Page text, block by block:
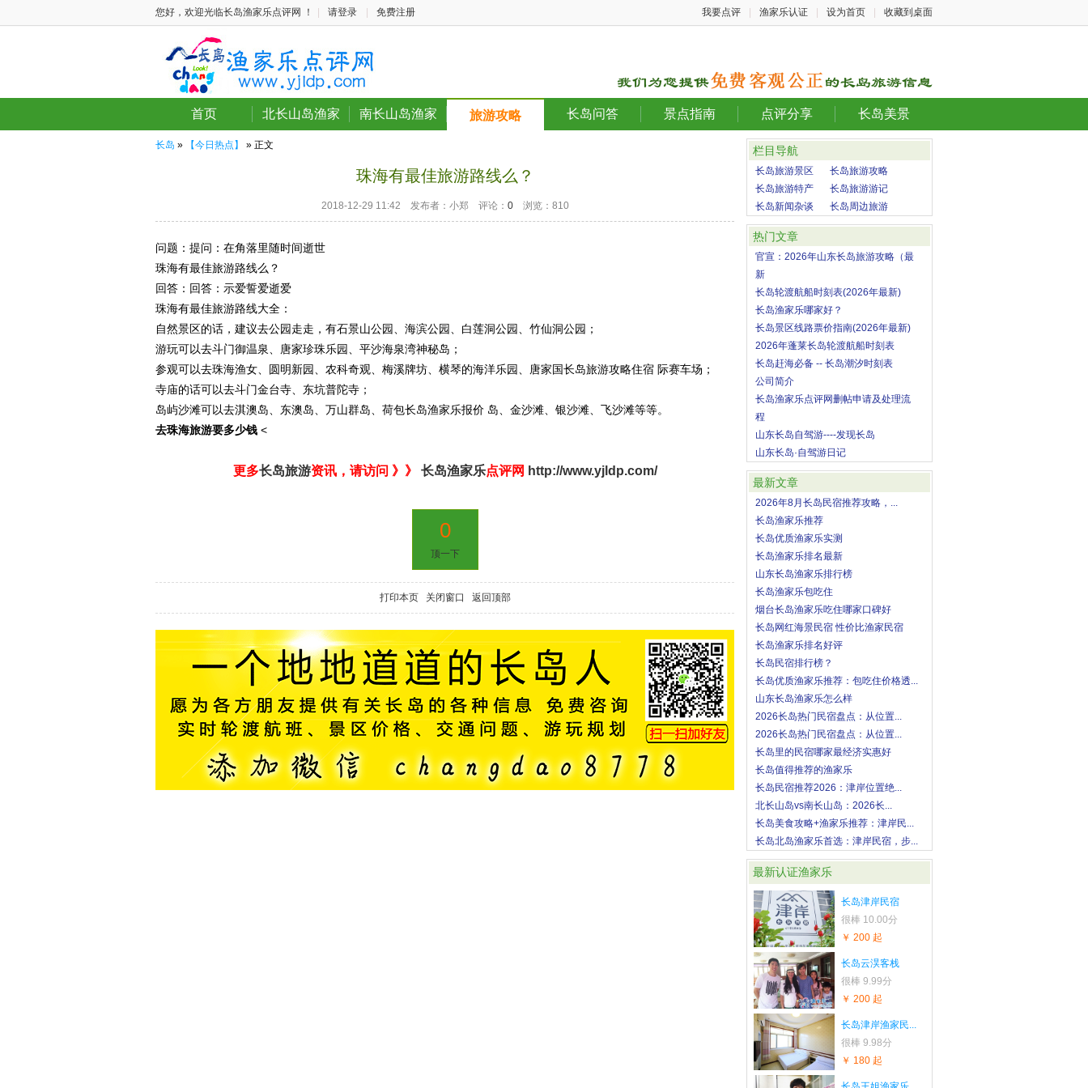
您好，欢迎光临长岛渔家乐点评网 ！ 请登录 免费注册 我要点评 渔家乐认证 设为首页 收藏到桌面
首页 北长山岛渔家 南长山岛渔家 旅游攻略 长岛问答 景点指南 点评分享 长岛美景
长岛 » 【今日热点】 » 正文
珠海有最佳旅游路线么？
2018-12-29 11:42 发布者：小郑 评论： 0浏览：810
问题： 提问：在角落里随时间逝世
珠海有最佳旅游路线么？
回答： 回答：示爱誓爱逝爱
珠海有最佳旅游路线大全：
自然景区的话，建议去公园走走，有石景山公园、海滨公园、白莲洞公园、竹仙洞公园；
游玩可以去斗门御温泉、唐家珍珠乐园、平沙海泉湾神秘岛；
参观可以去珠海渔女、圆明新园、农科奇观、梅溪牌坊、横琴的海洋乐园、唐家国长岛旅游攻略住宿 际赛车场；
寺庙的话可以去斗门金台寺、东坑普陀寺；
岛屿沙滩可以去淇澳岛、东澳岛、万山群岛、荷包长岛渔家乐报价 岛、金沙滩、银沙滩、飞沙滩等等。
去珠海旅游要多少钱 <
更多长岛旅游资讯，请访问 》》 长岛渔家乐点评网 http://www.yjldp.com/
0
顶一下
打印本页 关闭窗口 返回顶部
栏目导航
长岛旅游景区
长岛旅游攻略
长岛旅游特产
长岛旅游游记
长岛新闻杂谈
长岛周边旅游
热门文章
官宣：2026年山东长岛旅游攻略（最
新
长岛轮渡航船时刻表(2026年最新)
长岛渔家乐哪家好？
长岛景区线路票价指南(2026年最新)
2026年蓬莱长岛轮渡航船时刻表
长岛赶海必备 -- 长岛潮汐时刻表
公司简介
长岛渔家乐点评网删帖申请及处理流
程
山东长岛自驾游----发现长岛
山东长岛·自驾游日记
最新文章
2026年8月长岛民宿推荐攻略，...
长岛渔家乐推荐
长岛优质渔家乐实测
长岛渔家乐排名最新
山东长岛渔家乐排行榜
长岛渔家乐包吃住
烟台长岛渔家乐吃住哪家口碑好
长岛网红海景民宿 性价比渔家民宿
长岛渔家乐排名好评
长岛民宿排行榜？
长岛优质渔家乐推荐：包吃住价格透...
山东长岛渔家乐怎么样
2026长岛热门民宿盘点：从位置...
2026长岛热门民宿盘点：从位置...
长岛里的民宿哪家最经济实惠好
长岛值得推荐的渔家乐
长岛民宿推荐2026：津岸位置绝...
北长山岛vs南长山岛：2026长...
长岛美食攻略+渔家乐推荐：津岸民...
长岛北岛渔家乐首选：津岸民宿，步...
最新认证渔家乐
长岛津岸民宿
很棒 10.00分
￥ 200 起
长岛云淏客栈
很棒 9.99分
￥ 200 起
长岛津岸渔家民...
很棒 9.98分
￥ 180 起